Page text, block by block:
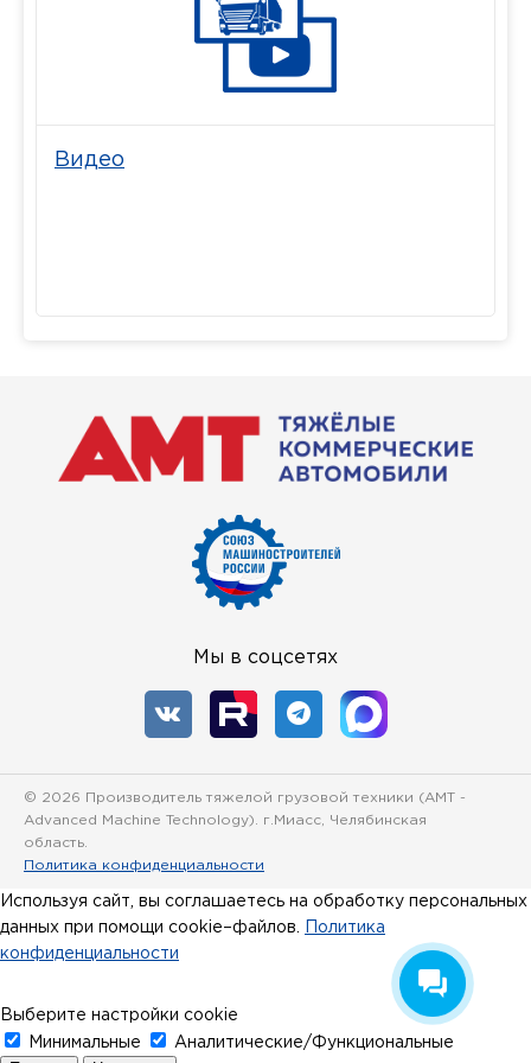
Видео
Мы в соцсетях
© 2026 Производитель тяжелой грузовой техники (AMT -
Advanced Machine Technology). г.Миасс, Челябинская
область.
Политика конфиденциальности
Используя сайт, вы соглашаетесь на обработку персональных
данных при помощи cookie–файлов.
Политика
конфиденциальности
Выберите настройки cookie
Минимальные
Аналитические/Функциональные